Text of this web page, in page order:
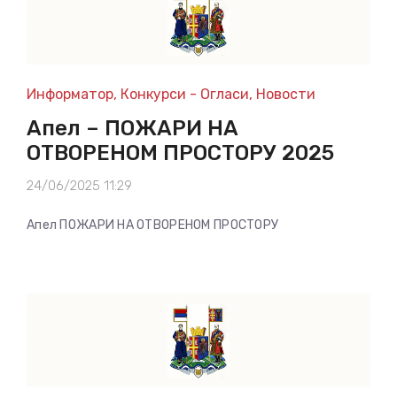
Информатор, Конкурси - Огласи, Новости
Апел – ПОЖАРИ НА
ОТВОРЕНОМ ПРОСТОРУ 2025
24/06/2025 11:29
Апел ПОЖАРИ НА ОТВОРЕНОМ ПРОСТОРУ